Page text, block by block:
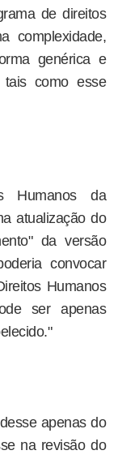
de direitos
complexidade,
genérica e
tais como esse
Humanos da
atualização do
da versão
convocar
Humanos
ser apenas
apenas do
na revisão do